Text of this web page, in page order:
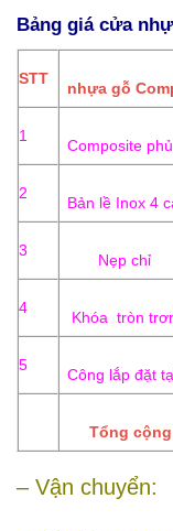
Bảng giá cửa
STT
nhựa gỗ
1
Composite
2
Bản lề Inox 4
3
Nẹp chỉ
4
Khóa tròn
5
Công lắp đặt
Tổng cộng
– Vận chuyển: